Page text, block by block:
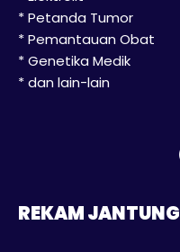
* Petanda Tumor
* Pemantauan Obat
* Genetika Medik
* dan lain-lain
REKAM JANTUNG